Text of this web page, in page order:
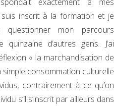
inscrit à la formation et je
mon parcours
d’autres gens. J’ai
« la marchandisation de
simple consommation culturelle
contrairement à ce qu’on
s’il s’inscrit par ailleurs dans